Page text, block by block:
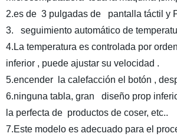
2.es de 3 pulgadas de pantalla táctil y
3. seguimiento automático de
4.La temperatura es controlada por
inferior , puede ajustar su velocidad .
5.encender la calefacción el botón ,
6.ninguna tabla, gran diseño prop
la perfecta de productos de coser, etc..
7.Este modelo es adecuado para el